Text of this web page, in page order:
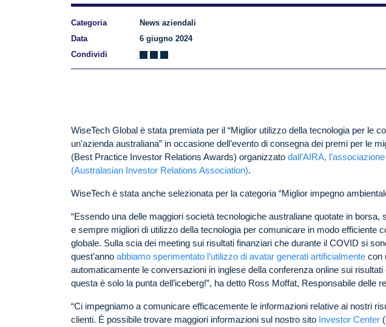
Categoria
News aziendali
Data
6 giugno 2024
Condividi
WiseTech Global è stata premiata per il “Miglior utilizzo della tecnologia per le
un'azienda australiana” in occasione dell’evento di consegna dei premi per le
(Best Practice Investor Relations Awards) organizzato dall’AIRA,
(Australasian Investor Relations Association).
WiseTech è stata anche selezionata per la categoria “Miglior impegno
“Essendo una delle maggiori società tecnologiche australiane quotate in
e sempre migliori di utilizzo della tecnologia per comunicare in modo efficiente
globale. Sulla scia dei meeting sui risultati finanziari che durante il COVID si
quest’anno abbiamo sperimentato l’utilizzo di avatar generati artificialmente con
automaticamente le conversazioni in inglese della conferenza online sui
questa è solo la punta dell’iceberg!”, ha detto Ross Moffat, Responsabile delle
“Ci impegniamo a comunicare efficacemente le informazioni relative ai nostri
clienti. È possibile trovare maggiori informazioni sul nostro sito Investor Center